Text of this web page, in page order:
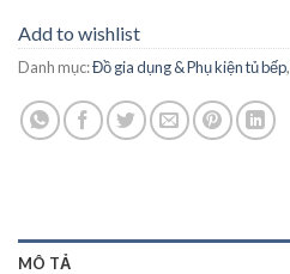
Add to wishlist
Danh mục:Đồ gia dụng & Phụ kiện tủ bếp,
MÔ TẢ